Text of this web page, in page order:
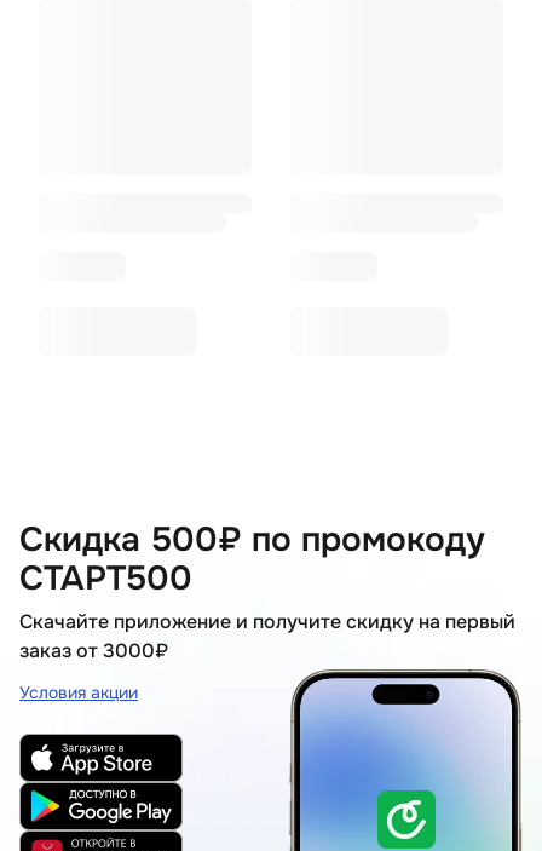
Скидка 500₽ по промокоду
СТАРТ500
Скачайте приложение и получите скидку на первый
заказ от 3000₽
Условия акции